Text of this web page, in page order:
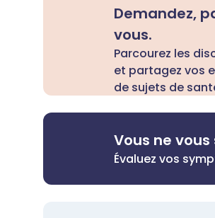
Demandez,
vous.
Parcourez les
et partagez vos
de sujets de
Vous ne
Évaluez vos